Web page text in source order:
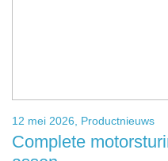
12 mei 2026, Productnieuws
Complete